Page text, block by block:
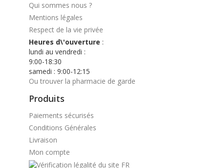
Qui sommes nous ?
Mentions légales
Respect de la vie privée
Heures d\'ouverture :
lundi au vendredi :
9:00-18:30
samedi : 9:00-12:15
Ou trouver la pharmacie de garde
Produits
Paiements sécurisés
Conditions Générales
Livraison
Mon compte